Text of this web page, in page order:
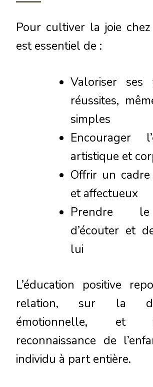
Pour cultiver la joie chez
est essentiel de :
Valoriser
réussites,
simples
Encourager
artistique et
Offrir un
et affectueux
Prendre
d’écouter et
lui
L’éducation positive
relation, sur la
émotionnelle,
reconnaissance de
individu à part entière.